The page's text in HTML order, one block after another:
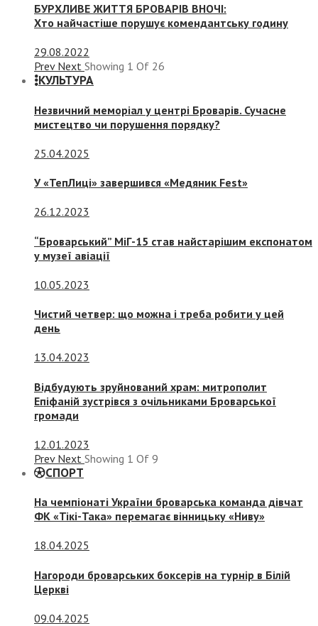
БУРХЛИВЕ ЖИТТЯ БРОВАРІВ ВНОЧІ:
Хто найчастіше порушує комендантську годину
29.08.2022
Prev Next Showing 1 Of 26
КУЛЬТУРА
Незвичний меморіал у центрі Броварів. Сучасне
мистецтво чи порушення порядку?
25.04.2025
У «ТепЛиці» завершився «Медяник Fest»
26.12.2023
“Броварський” МіГ-15 став найстарішим експонатом
у музеї авіації
10.05.2023
Чистий четвер: що можна і треба робити у цей
день
13.04.2023
Відбудують зруйнований храм: митрополит
Епіфаній зустрівся з очільниками Броварської
громади
12.01.2023
Prev Next Showing 1 Of 9
СПОРТ
На чемпіонаті України броварська команда дівчат
ФК «Тікі-Така» перемагає вінницьку «Ниву»
18.04.2025
Нагороди броварських боксерів на турнір в Білій
Церкві
09.04.2025